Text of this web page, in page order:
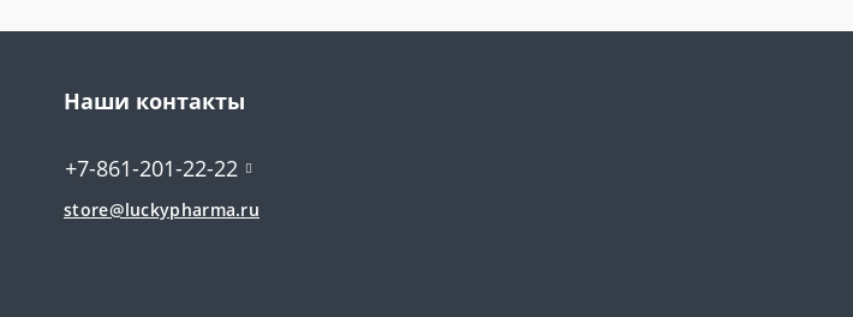
Наши контакты
+7-861-201-22-22
store@luckypharma.ru